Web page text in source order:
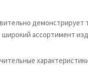
ассортимент